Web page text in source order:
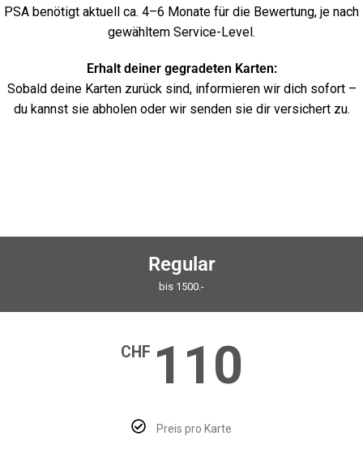
PSA benötigt aktuell ca. 4–6 Monate für die Bewertung, je nach
gewähltem Service-Level.
Erhalt deiner gegradeten Karten:
Sobald deine Karten zurück sind, informieren wir dich sofort –
du kannst sie abholen oder wir senden sie dir versichert zu.
Regular
bis 1500.-
CHF 110
Preis pro Karte